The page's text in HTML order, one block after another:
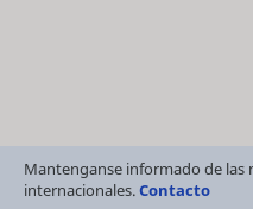
Mantenganse informado de las
internacionales.Contacto